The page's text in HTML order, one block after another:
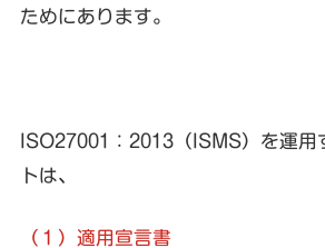
ためにあります。
ISO27001： 2013（ISMS） を運用
トは、
（１） 適用宣言書